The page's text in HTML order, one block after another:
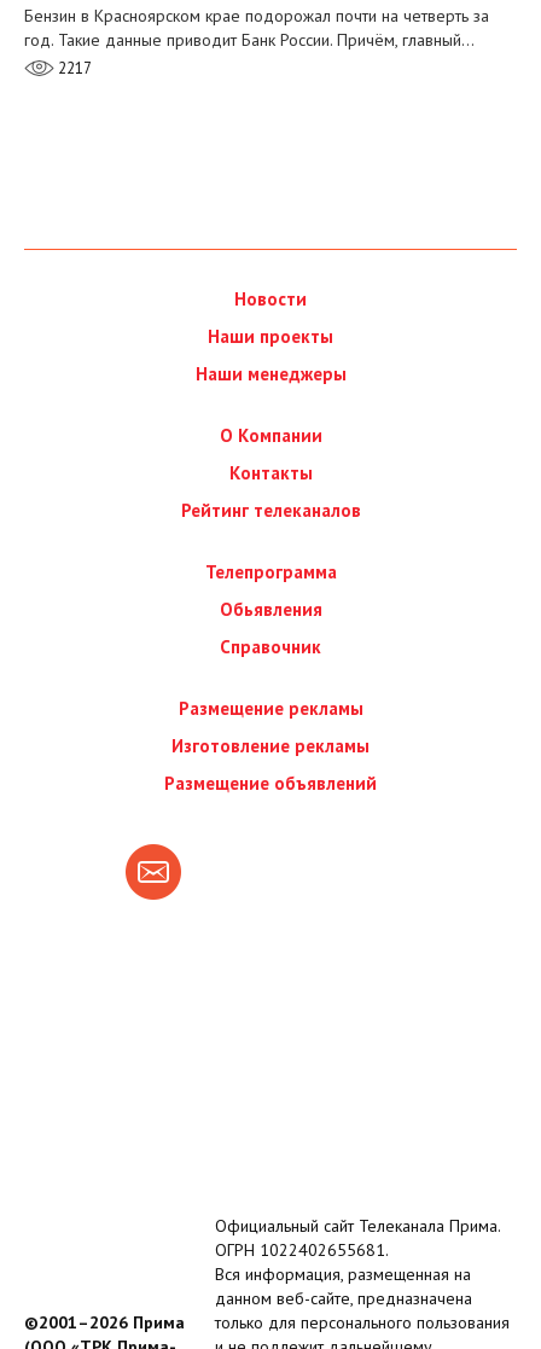
Бензин в Красноярском крае подорожал почти на четверть за
год. Такие данные приводит Банк России. Причём, главный…
2217
Новости
Наши проекты
Наши менеджеры
О Компании
Контакты
Рейтинг телеканалов
Телепрограмма
Обьявления
Справочник
Размещение рекламы
Изготовление рекламы
Размещение объявлений
©2001–2026 Прима
Официальный сайт Телеканала Прима.
ОГРН 1022402655681.
Вся информация, размещенная на
данном веб-сайте, предназначена
только для персонального пользования